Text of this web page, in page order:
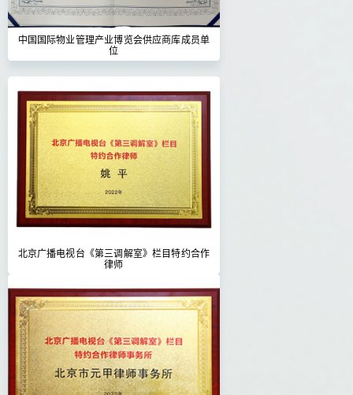
中国国际物业管理产业博览会供应商库成员单
位
北京广播电视台《第三调解室》栏目特约合作
律师